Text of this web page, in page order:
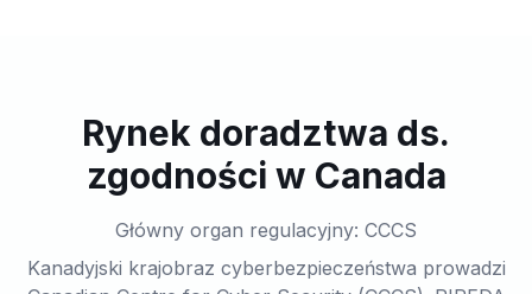
Rynek doradztwa ds.
zgodności w Canada
Główny organ regulacyjny: CCCS
Kanadyjski krajobraz cyberbezpieczeństwa prowadzi